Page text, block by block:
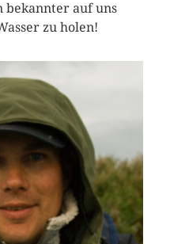
bekannter auf uns
zu holen!